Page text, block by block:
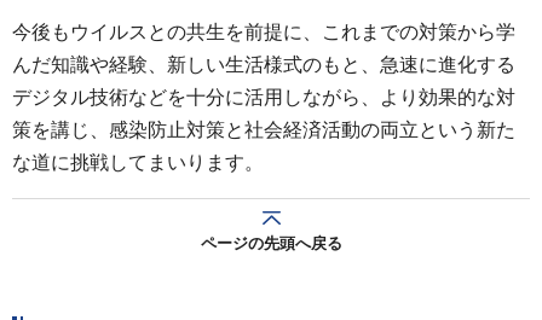
今後もウイルスとの共生を前提に、これまでの対策から学
んだ知識や経験、新しい生活様式のもと、急速に進化する
デジタル技術などを十分に活用しながら、より効果的な対
策を講じ、感染防止対策と社会経済活動の両立という新た
な道に挑戦してまいります。
ページの先頭へ戻る